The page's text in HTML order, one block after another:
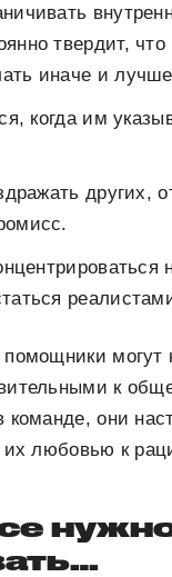
твердит,
иначе и
когда им
других,
могут
к
команде, они
любовью к